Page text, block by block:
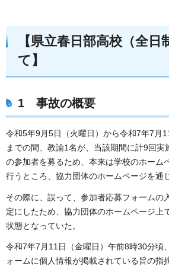
【県立春日部高校（全日
て】
1 事故の概要
令和5年9月5日（火曜日）から令和7年7月
までの間、教諭1名が、当該期間に計9回実
の参加者を募るため、本来は学校のホーム
行うところ、協力団体のホームページを通
その際に、誤って、参加者応募フォームの
定にしたため、協力団体のホームページ上
状態となっていた。
令和7年7月11日（金曜日）午前8時30分頃
ォームに個人情報が掲載されている旨の指